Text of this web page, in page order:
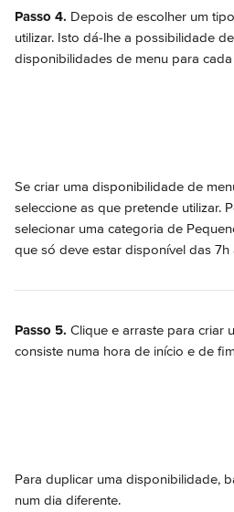
Passo 4. Depois de escolher um
utilizar. Isto dá-lhe a possibilidade
disponibilidades de menu para cada
Se criar uma disponibilidade de
seleccione as que pretende utilizar.
selecionar uma categoria de
que só deve estar disponível das 7h
Passo 5. Clique e arraste para criar
consiste numa hora de início e de
Para duplicar uma disponibilidade,
num dia diferente.